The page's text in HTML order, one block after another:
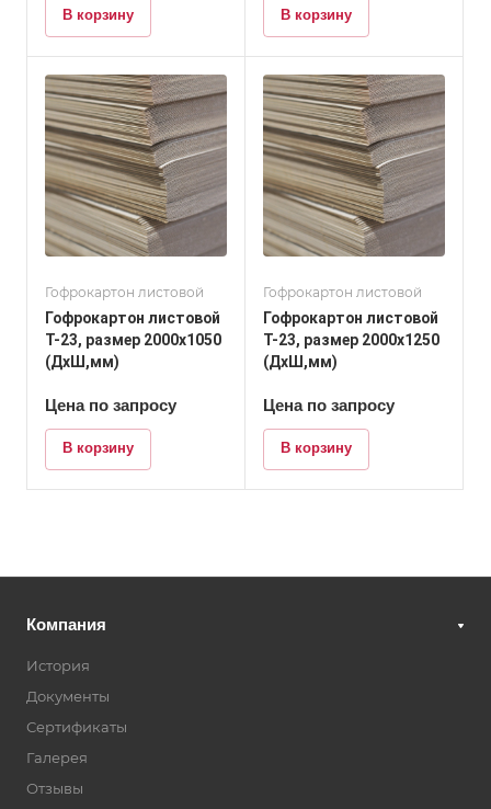
В корзину В корзину
Гофрокартон листовой
Гофрокартон листовой
Т-23, размер 2000x1050
(ДхШ,мм)
Цена по запросу
В корзину
Гофрокартон листовой
Гофрокартон листовой
Т-23, размер 2000x1250
(ДхШ,мм)
Цена по запросу
В корзину
Компания
История
Документы
Сертификаты
Галерея
Отзывы